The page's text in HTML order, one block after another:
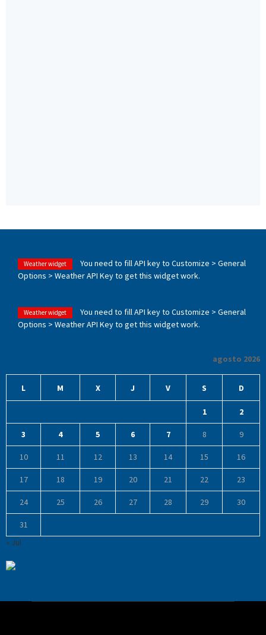
Weather widget
You need to fill API key to Customize > General
Options > Weather API Key to get this widget work.
Weather widget
You need to fill API key to Customize > General
Options > Weather API Key to get this widget work.
agosto 2026
L M X J V S D
1 2
3 4 5 6 7 8 9
10 11 12 13 14 15 16
17 18 19 20 21 22 23
24 25 26 27 28 29 30
31
« Jul